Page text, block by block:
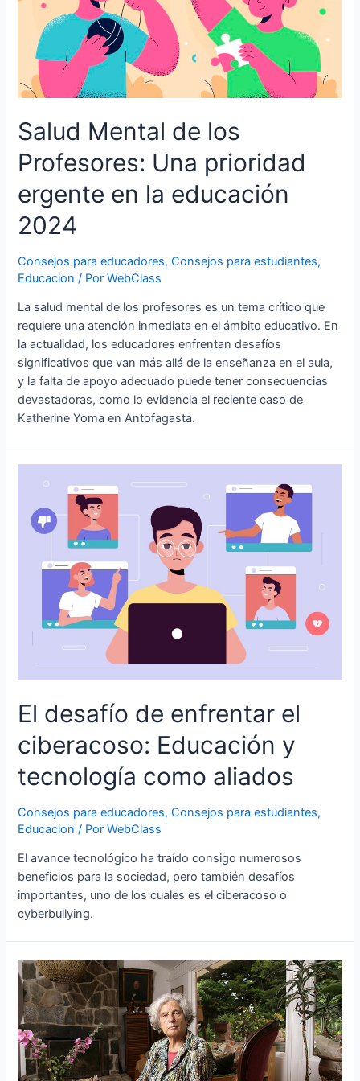
Salud Mental de los
Profesores: Una prioridad
ergente en la educación
2024
Consejos para educadores,Consejos para estudiantes,
Educacion / PorWebClass
La salud mental de los profesores es un tema crítico que
requiere una atención inmediata en el ámbito educativo. En
la actualidad, los educadores enfrentan desafíos
significativos que van más allá de la enseñanza en el aula,
y la falta de apoyo adecuado puede tener consecuencias
devastadoras, como lo evidencia el reciente caso de
Katherine Yoma en Antofagasta.
El desafío de enfrentar el
ciberacoso: Educación y
tecnología como aliados
Consejos para educadores,Consejos para estudiantes,
Educacion / PorWebClass
El avance tecnológico ha traído consigo numerosos
beneficios para la sociedad, pero también desafíos
importantes, uno de los cuales es el ciberacoso o
cyberbullying.